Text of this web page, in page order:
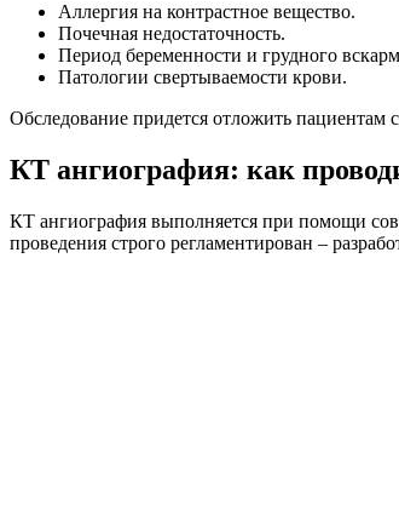
Аллергия на контрастное вещество.
Почечная недостаточность.
Период беременности и грудного
Патологии свертываемости крови.
Обследование придется отложить
КТ ангиография: как
КТ ангиография выполняется при помощи
проведения строго регламентирован –